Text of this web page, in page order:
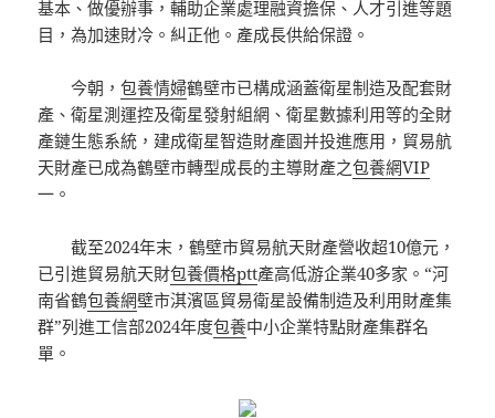
基本、做優辦事，輔助企業處理融資擔保、人才引進等題
目，為加速財冷。糾正他。產成長供給保證。
今朝，包養情婦鶴壁市已構成涵蓋衛星制造及配套財
產、衛星測運控及衛星發射組網、衛星數據利用等的全財
產鏈生態系統，建成衛星智造財產園并投進應用，貿易航
天財產已成為鶴壁市轉型成長的主導財產之包養網VIP
一。
截至2024年末，鶴壁市貿易航天財產營收超10億元，
已引進貿易航天財包養價格ptt產高低游企業40多家。“河
南省鶴包養網壁市淇濱區貿易衛星設備制造及利用財產集
群”列進工信部2024年度包養中小企業特點財產集群名
單。